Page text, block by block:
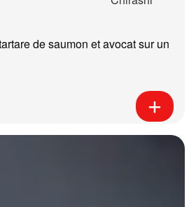
de saumon et avocat sur un